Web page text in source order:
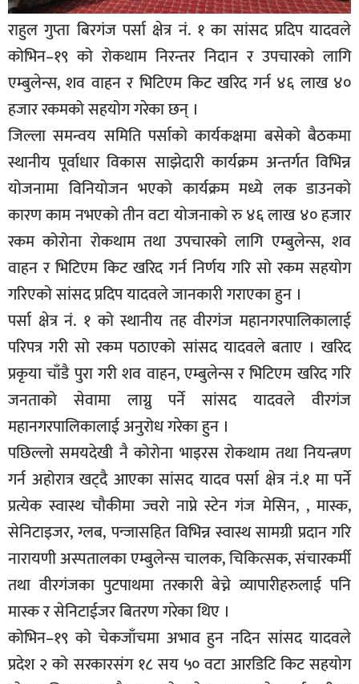
कुराकानी
जीवनशैली
साहित्य
सूचना-
प्रवधि
राहुल गुप्ता बिरगंज पर्सा क्षेत्र नं. १ का सांसद प्रदिप यादवले
कोभिन–१९ को रोकथाम निरन्तर निदान र उपचारको लागि
एम्बुलेन्स, शव वाहन र भिटिएम किट खरिद गर्न ४६ लाख ४०
हजार रकमको सहयोग गरेका छन् ।
जिल्ला समन्वय समिति पर्साको कार्यकक्षमा बसेको बैठकमा
स्थानीय पूर्वाधार विकास साझेदारी कार्यक्रम अन्तर्गत विभिन्न
योजनामा विनियोजन भएको कार्यक्रम मध्ये लक डाउनको
कारण काम नभएको तीन वटा योजनाको रु ४६ लाख ४० हजार
रकम कोरोना रोकथाम तथा उपचारको लागि एम्बुलेन्स, शव
वाहन र भिटिएम किट खरिद गर्न निर्णय गरि सो रकम सहयोग
गरिएको सांसद प्रदिप यादवले जानकारी गराएका हुन ।
पर्सा क्षेत्र नं. १ को स्थानीय तह वीरगंज महानगरपालिकालाई
परिपत्र गरी सो रकम पठाएको सांसद यादवले बताए । खरिद
प्रकृया चाँडै पुरा गरी शव वाहन, एम्बुलेन्स र भिटिएम खरिद गरि
जनताको सेवामा लाग्नु पर्ने सांसद यादवले वीरगंज
महानगरपालिकालाई अनुरोध गरेका हुन ।
पछिल्लो समयदेखी नै कोरोना भाइरस रोकथाम तथा नियन्त्रण
गर्न अहोरात्र खट्दै आएका सांसद यादव पर्सा क्षेत्र नं.१ मा पर्ने
प्रत्येक स्वास्थ चौकीमा ज्वरो नाप्ने स्टेन गंज मेसिन, , मास्क,
सेनिटाइजर, ग्लब, पन्जासहित विभिन्न स्वास्थ सामग्री प्रदान गरि
नारायणी अस्पतालका एम्बुलेन्स चालक, चिकित्सक, संचारकर्मी
तथा वीरगंजका पुटपाथमा तरकारी बेच्ने व्यापारीहरुलाई पनि
मास्क र सेनिटाईजर बितरण गरेका थिए ।
कोभिन–१९ को चेकजाँचमा अभाव हुन नदिन सांसद यादवले
प्रदेश २ को सरकारसंग १८ सय ५० वटा आरडिटि किट सहयोग